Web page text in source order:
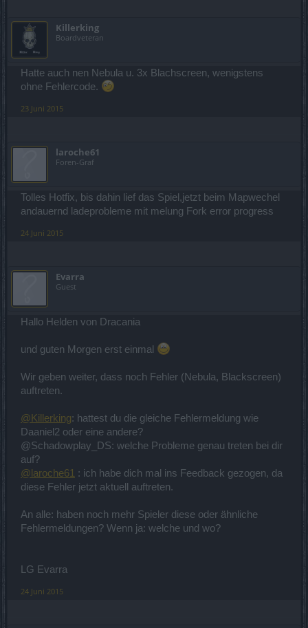
Killerking
Boardveteran
Hatte auch nen Nebula u. 3x Blachscreen, wenigstens
ohne Fehlercode.
23 Juni 2015
laroche61
Foren-Graf
Tolles Hotfix, bis dahin lief das Spiel,jetzt beim Mapwechel
andauernd ladeprobleme mit melung Fork error progress
24 Juni 2015
Evarra
Guest
Hallo Helden von Dracania
und guten Morgen erst einmal
Wir geben weiter, dass noch Fehler (Nebula, Blackscreen)
auftreten.
@Killerking: hattest du die gleiche Fehlermeldung wie
Daaniel2 oder eine andere?
@Schadowplay_DS: welche Probleme genau treten bei dir
auf?
@laroche61 : ich habe dich mal ins Feedback gezogen, da
diese Fehler jetzt aktuell auftreten.
An alle: haben noch mehr Spieler diese oder ähnliche
Fehlermeldungen? Wenn ja: welche und wo?
LG Evarra
24 Juni 2015